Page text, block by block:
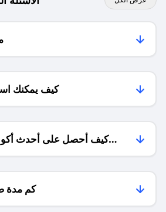
كيف يمكنك
كيف أحصل على أحدث
كم مدة